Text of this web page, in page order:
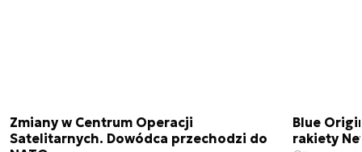
Zmiany w Centrum Operacji
Satelitarnych. Dowódca przechodzi do
Blue
rakiety